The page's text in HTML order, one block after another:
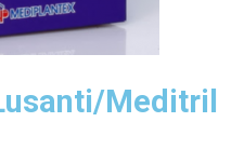
Meditril